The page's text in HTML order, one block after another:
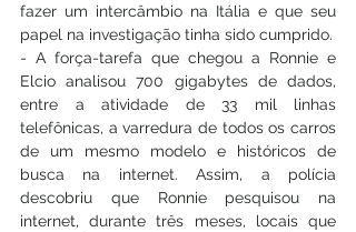
fazer um intercâmbio na Itália e que seu
papel na investigação tinha sido cumprido.
- A força-tarefa que chegou a Ronnie e
Elcio analisou 700 gigabytes de dados,
entre a atividade de 33 mil linhas
telefônicas, a varredura de todos os carros
de um mesmo modelo e históricos de
busca na internet. Assim, a polícia
descobriu que Ronnie pesquisou na
internet, durante três meses, locais que